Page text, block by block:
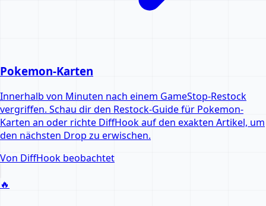
Pokemon-Karten
Innerhalb von Minuten nach einem GameStop-Restock
vergriffen. Schau dir den Restock-Guide für Pokemon-
Karten an oder richte DiffHook auf den exakten Artikel, um
den nächsten Drop zu erwischen.
Von DiffHook beobachtet
🔥